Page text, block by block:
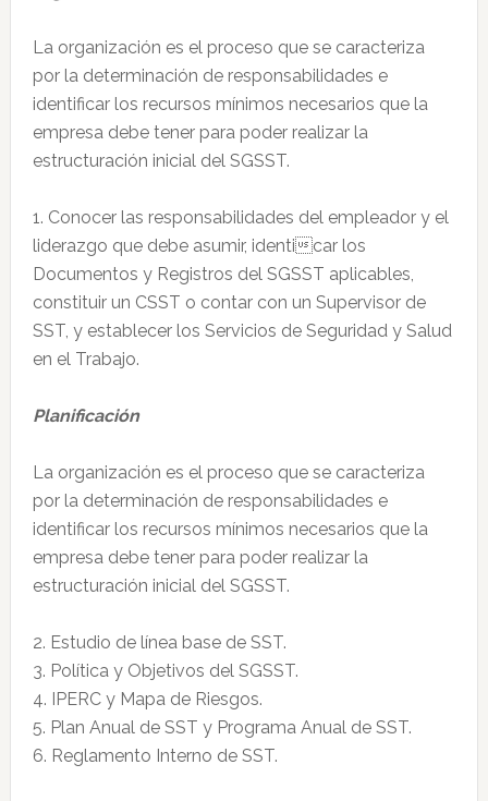
La organización es el proceso que se caracteriza
por la determinación de responsabilidades e
identificar los recursos mínimos necesarios que la
empresa debe tener para poder realizar la
estructuración inicial del SGSST.
1. Conocer las responsabilidades del empleador y el
liderazgo que debe asumir, identicar los
Documentos y Registros del SGSST aplicables,
constituir un CSST o contar con un Supervisor de
SST, y establecer los Servicios de Seguridad y Salud
en el Trabajo.
Planificación
La organización es el proceso que se caracteriza
por la determinación de responsabilidades e
identificar los recursos mínimos necesarios que la
empresa debe tener para poder realizar la
estructuración inicial del SGSST.
2. Estudio de línea base de SST.
3. Política y Objetivos del SGSST.
4. IPERC y Mapa de Riesgos.
5. Plan Anual de SST y Programa Anual de SST.
6. Reglamento Interno de SST.